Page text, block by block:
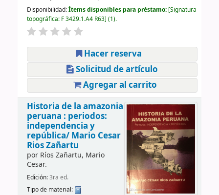
Disponibilidad:Ítems disponibles para préstamo: Signatura
topográfica: F 3429.1.A4 R63 (1).
Hacer reserva
Solicitud de artículo
Agregar al carrito
Historia de la amazonia
peruana : periodos:
independencia y
república/ Mario Cesar
Rios Zañartu
por Ríos Zañartu, Mario
Cesar.
Edición:3ra ed.
Tipo de material: